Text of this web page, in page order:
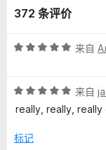
n
e
的
372 条评价
评
/
5
来自
评
分
/
来自
really, really, really
标记